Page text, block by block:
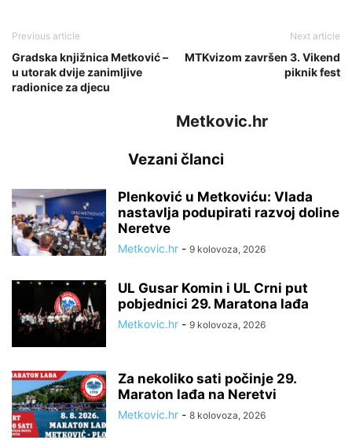
Previous article
Gradska knjižnica Metković –
u utorak dvije zanimljive
radionice za djecu
Next article
MTKvizom završen 3. Vikend
piknik fest
Metkovic.hr
Vezani članci
Plenković u Metkoviću: Vlada
nastavlja podupirati razvoj doline
Neretve
Metkovic.hr - 9 kolovoza, 2026
UL Gusar Komin i UL Crni put
pobjednici 29. Maratona lađa
Metkovic.hr - 9 kolovoza, 2026
Za nekoliko sati počinje 29.
Maraton lađa na Neretvi
Metkovic.hr - 8 kolovoza, 2026